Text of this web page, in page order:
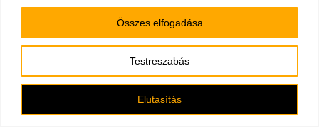
Testreszabás
Elutasítás
Összes elfogadása
HAJDU AQUASTIC FLAT WIFI